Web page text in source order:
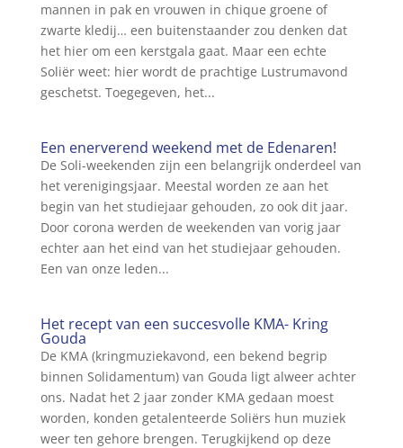
mannen in pak en vrouwen in chique groene of
zwarte kledij… een buitenstaander zou denken dat
het hier om een kerstgala gaat. Maar een echte
Soliër weet: hier wordt de prachtige Lustrumavond
geschetst. Toegegeven, het...
Een enerverend weekend met de Edenaren!
De Soli-weekenden zijn een belangrijk onderdeel van
het verenigingsjaar. Meestal worden ze aan het
begin van het studiejaar gehouden, zo ook dit jaar.
Door corona werden de weekenden van vorig jaar
echter aan het eind van het studiejaar gehouden.
Een van onze leden...
Het recept van een succesvolle KMA- Kring
Gouda
De KMA (kringmuziekavond, een bekend begrip
binnen Solidamentum) van Gouda ligt alweer achter
ons. Nadat het 2 jaar zonder KMA gedaan moest
worden, konden getalenteerde Soliërs hun muziek
weer ten gehore brengen. Terugkijkend op deze